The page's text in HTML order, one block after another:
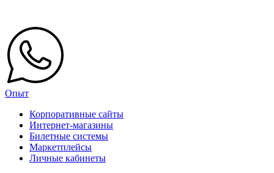
Опыт
Корпоративные сайты
Интернет-магазины
Билетные системы
Маркетплейсы
Личные кабинеты